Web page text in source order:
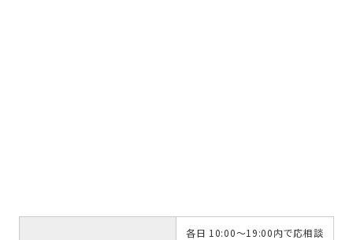
各日 10:00～19:00内で応相談